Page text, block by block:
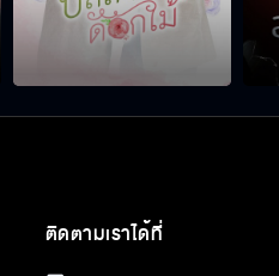
ติดตามเราได้ที่